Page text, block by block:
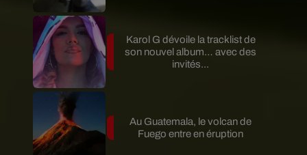
Karol G dévoile la tracklist de
son nouvel album… avec des
invités...
Au Guatemala, le volcan de
Fuego entre en éruption